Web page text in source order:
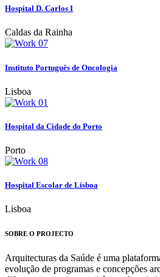
Hospital D. Carlos I
Caldas da Rainha
Instituto Português de Oncologia
Lisboa
Hospital da Cidade do Porto
Porto
Hospital Escolar de Lisboa
Lisboa
SOBRE O PROJECTO
Arquitecturas da Saúde é uma
evolução de programas e concepções